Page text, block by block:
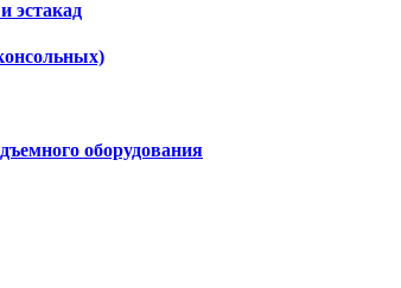
эстакад
оборудования